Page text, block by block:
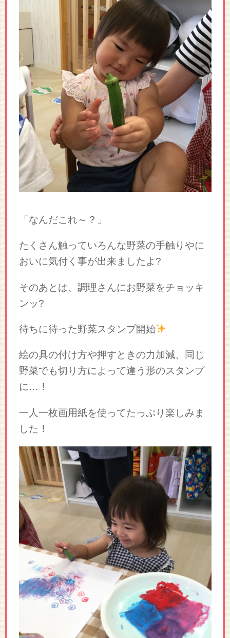
「なんだこれ～？」
たくさん触っていろんな野菜の手触りやに
おいに気付く事が出来ましたよ?
そのあとは、調理さんにお野菜をチョッキ
ンッ?
待ちに待った野菜スタンプ開始
絵の具の付け方や押すときの力加減、同じ
野菜でも切り方によって違う形のスタンプ
に…！
一人一枚画用紙を使ってたっぷり楽しみま
した！